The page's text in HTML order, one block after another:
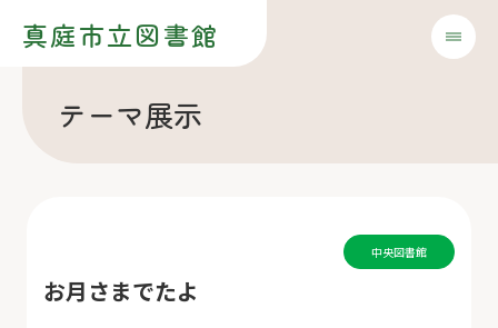
真庭市立図書館
テーマ展示
お月さまでたよ
中央図書館